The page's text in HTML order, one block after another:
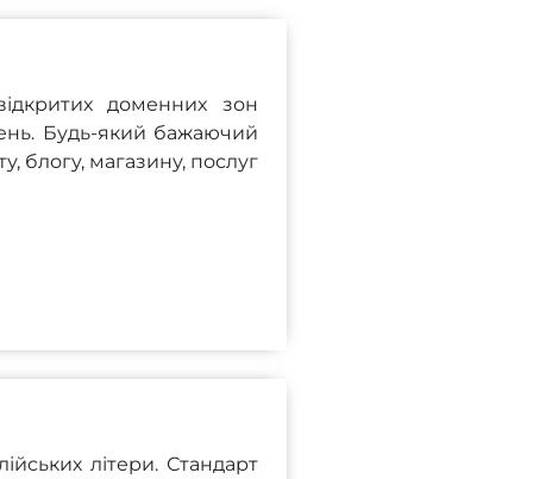
доменних зон
Будь-який бажаючий
блогу, магазину, послуг
літери. Стандарт